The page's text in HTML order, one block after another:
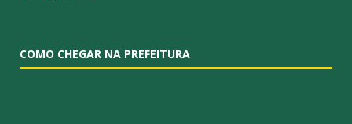
COMO CHEGAR NA PREFEITURA